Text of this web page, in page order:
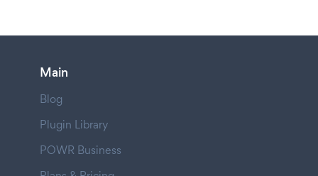
Main
Blog
Plugin Library
POWR Business